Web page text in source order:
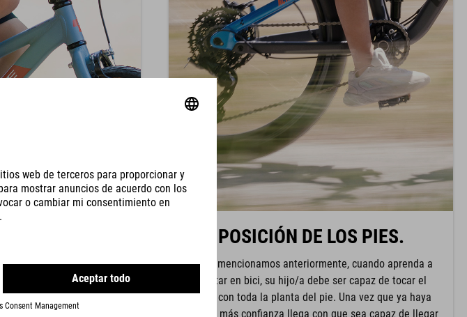
RODILLAS
marca la altura del sillín.
una altura de
una mayor flexión de
situación de adversidad
POSICIÓN DE LOS PIES.
Como mencionamos anteriormente, cuando aprenda a
montar en bici, su hijo/a debe ser capaz de tocar el
suelo con toda la planta del pie. Una vez que ya haya
ganado más confianza llega con que sea capaz de llegar